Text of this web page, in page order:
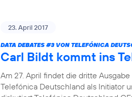
23. April 2017
DATA DEBATES #3VON TELEFÓNICA
Carl Bildt kommt ins
Am 27. April findet die dritte
Telefónica Deutschland als Initiator